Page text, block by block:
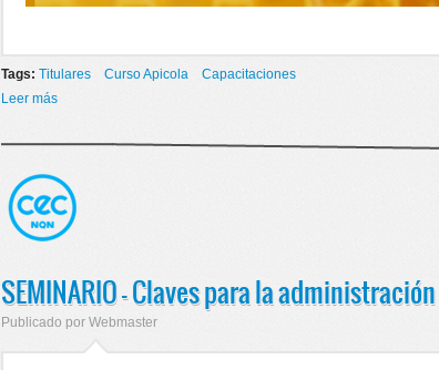
Tags: Titulares Curso Apicola
Capacitaciones
Leer más
SEMINARIO - Claves para la
Publicado por Webmaster